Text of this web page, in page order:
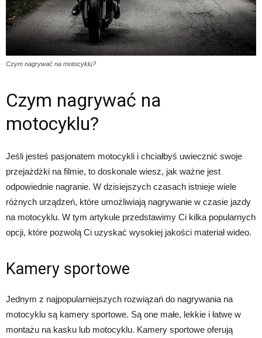
Czym nagrywać na motocyklu?
Czym nagrywać na
motocyklu?
Jeśli jesteś pasjonatem motocykli i chciałbyś uwiecznić swoje
przejażdżki na filmie, to doskonale wiesz, jak ważne jest
odpowiednie nagranie. W dzisiejszych czasach istnieje wiele
różnych urządzeń, które umożliwiają nagrywanie w czasie jazdy
na motocyklu. W tym artykule przedstawimy Ci kilka popularnych
opcji, które pozwolą Ci uzyskać wysokiej jakości materiał wideo.
Kamery sportowe
Jednym z najpopularniejszych rozwiązań do nagrywania na
motocyklu są kamery sportowe. Są one małe, lekkie i łatwe w
montażu na kasku lub motocyklu. Kamery sportowe oferują